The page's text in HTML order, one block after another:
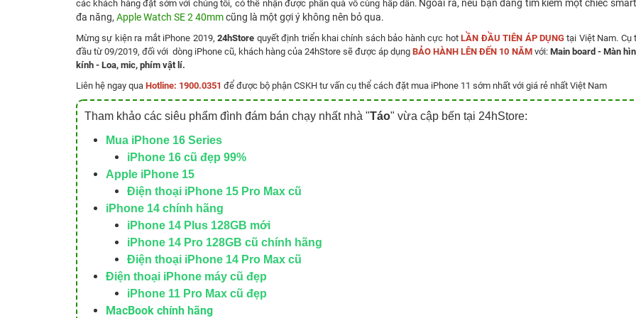
các khách hàng đặt sớm với chúng tôi, có thể nhận được phần quà vô cùng hấp dẫn. Ngoài ra, nếu bạn đang tìm kiếm một chiếc
đa năng, Apple Watch SE 2 40mmcũng là một gợi ý không nên bỏ qua.
Mừng sự kiện ra mắt iPhone 2019,24hStore quyết định triển khai chính sách bảo hành cực hotLẦN ĐẦU TIÊN ÁP DỤNGtại Việt Nam. Cụ
đầu từ 09/2019, đối với dòng iPhone cũ, khách hàng của 24hStore sẽ được áp dụngBẢO HÀNH LÊN ĐẾN 10 NĂM với: Main board - Màn
kính - Loa, mic, phím vật lí.
Liên hệ ngay qua Hotline: 1900.0351 để được bộ phận CSKH tư vấn cụ thể cách đặt mua iPhone 11 sớm nhất với giá rẻ nhất Việt Nam
Tham khảo các siêu phẩm đình đám bán chạy nhất nhà "Táo" vừa cập bến tại 24hStore:
Mua iPhone 16 Series
iPhone 16 cũ đẹp 99%
Apple iPhone 15
Điện thoại iPhone 15 Pro Max cũ
iPhone 14 chính hãng
iPhone 14 Plus 128GB mới
iPhone 14 Pro 128GB cũ chính hãng
Điện thoại iPhone 14 Pro Max cũ
Điện thoại iPhone máy cũ đẹp
iPhone 11 Pro Max cũ đẹp
MacBook chính hãng